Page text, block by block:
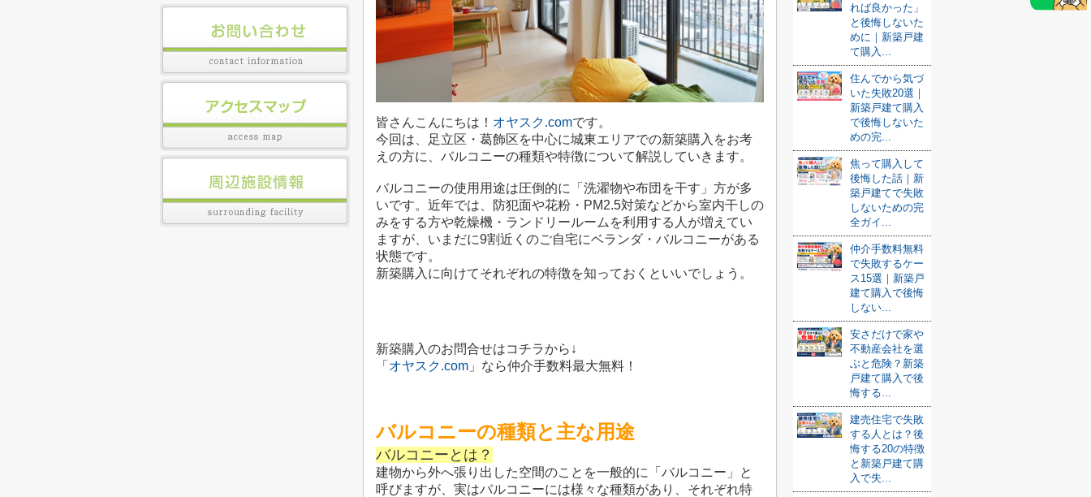
皆さんこんにちは！ オヤスク.comです。
今回は、足立区・葛飾区を中心に城東エリアでの新築購入をお考
えの方に、バルコニーの種類や特徴について解説していきます。
バルコニーの使用用途は圧倒的に「洗濯物や布団を干す」方が多
いです。近年では、防犯面や花粉・PM2.5対策などから室内干しの
みをする方や乾燥機・ランドリールームを利用する人が増えてい
ますが、いまだに9割近くのご自宅にベランダ・バルコニーがある
状態です。
新築購入に向けてそれぞれの特徴を知っておくといいでしょう。
新築購入のお問合せはコチラから↓
「 オヤスク.com 」なら仲介手数料最大無料！
バルコニーの種類と主な用途
バルコニーとは？
建物から外へ張り出した空間のことを一般的に「バルコニー」と
呼びますが、実はバルコニーには様々な種類があり、それぞれ特
れば良かった」
と後悔しないた
めに｜新築戸建
て購入...
住んでから気づ
いた失敗20選｜
新築戸建て購入
で後悔しないた
めの完...
焦って購入して
後悔した話｜新
築戸建てで失敗
しないための完
全ガイ...
仲介手数料無料
で失敗するケー
ス15選｜新築戸
建て購入で後悔
しない...
安さだけで家や
不動産会社を選
ぶと危険？新築
戸建て購入で後
悔する...
建売住宅で失敗
する人とは？後
悔する20の特徴
と新築戸建て購
入で失...